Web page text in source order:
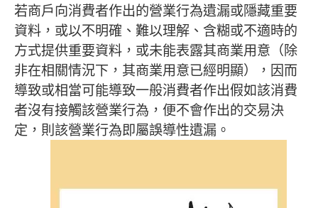
若商戶向消費者作出的營業行為遺漏或隱藏重要
資料，或以不明確、難以理解、含糊或不適時的
方式提供重要資料，或未能表露其商業用意（除
非在相關情況下，其商業用意已經明顯），因而
導致或相當可能導致一般消費者作出假如該消費
者沒有接觸該營業行為，便不會作出的交易決
定，則該營業行為即屬誤導性遺漏。